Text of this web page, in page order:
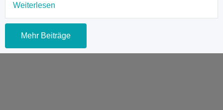
Weiterlesen
Mehr Beiträge